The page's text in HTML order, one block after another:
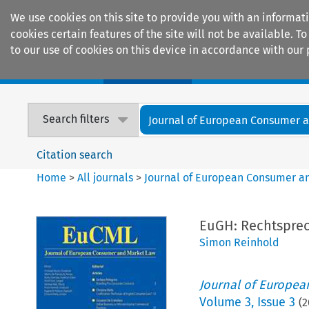
We use cookies on this site to provide you with an
cookies certain features of the site will not be available.
to our use of cookies on this device in accordance with our
Search filters Journal of European Consumer
Citation search
Home >All journals > Journal of European Consumer
EuGH:
Simon Reinhold
Journal of
Volume 3, Issue 3 (